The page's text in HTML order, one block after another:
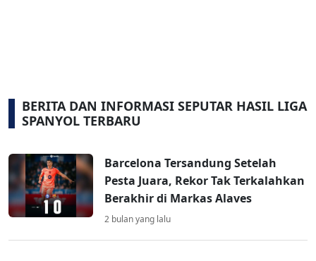
BERITA DAN INFORMASI SEPUTAR HASIL LIGA
SPANYOL TERBARU
Barcelona Tersandung Setelah
Pesta Juara, Rekor Tak Terkalahkan
Berakhir di Markas Alaves
2 bulan yang lalu